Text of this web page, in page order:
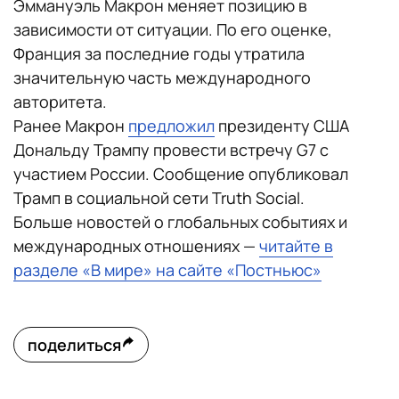
Эммануэль Макрон меняет позицию в
зависимости от ситуации. По его оценке,
Франция за последние годы утратила
значительную часть международного
авторитета.
Ранее Макрон предложил президенту США
Дональду Трампу провести встречу G7 с
участием России. Сообщение опубликовал
Трамп в социальной сети Truth Social.
Больше новостей о глобальных событиях и
международных отношениях — читайте в
разделе «В мире» на сайте «Постньюс»
поделиться